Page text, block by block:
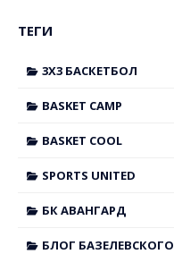
ТЕГИ
3X3 БАСКЕТБОЛ
BASKET CAMP
BASKET COOL
SPORTS UNITED
БК АВАНГАРД
БЛОГ БАЗЕЛЕВСКОГО